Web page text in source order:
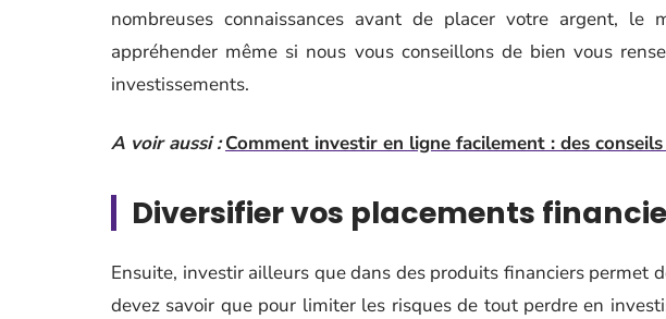
nombreuses connaissances avant de placer votre argent, le
appréhender même si nous vous conseillons de bien vous
investissements.
A voir aussi : Comment investir en ligne facilement : des
Diversifier vos placements
Ensuite, investir ailleurs que dans des produits financiers permet
devez savoir que pour limiter les risques de tout perdre en